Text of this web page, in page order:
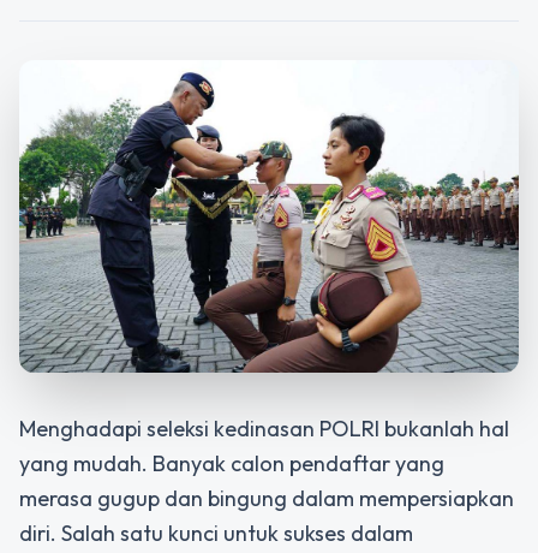
Menghadapi seleksi kedinasan POLRI bukanlah hal
yang mudah. Banyak calon pendaftar yang
merasa gugup dan bingung dalam mempersiapkan
diri. Salah satu kunci untuk sukses dalam